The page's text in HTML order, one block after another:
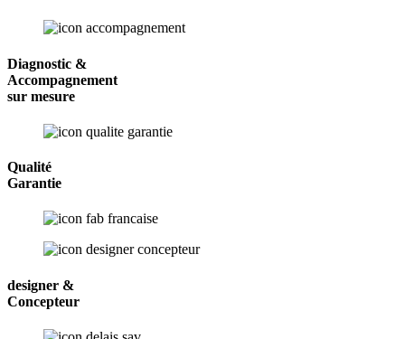
Diagnostic &
Accompagnement
sur mesure
Qualité
Garantie
designer &
Concepteur